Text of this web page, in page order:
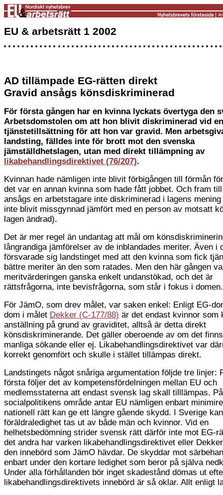
EU & arbetsrätt 1 2002
AD tillämpade EG-rätten direkt
Gravid ansågs könsdiskriminerad
För första gången har en kvinna lyckats övertyga den
Arbetsdomstolen om att hon blivit diskriminerad vid en
tjänstetillsättning för att hon var gravid. Men
landsting, fälldes inte för brott mot den svenska
jämställdhetslagen, utan med direkt tillämpning av
likabehandlingsdirektivet (76/207).
Kvinnan hade nämligen inte blivit förbigången till förmån
det var en annan kvinna som hade fått jobbet. Och fram
ansågs en arbetstagare inte diskriminerad i lagens mening
inte blivit missgynnad jämfört med en person av motsatt
lagen ändrad).
Det är mer regel än undantag att mål om
långrandiga jämförelser av de inblandades meriter. Även i
försvarade sig landstinget med att den kvinna som fick
bättre meriter än den som ratades. Men den här gången
meritvärderingen ganska enkelt undanstökad, och det är
rättsfrågorna, inte bevisfrågorna, som står i fokus i domen.
För JämO, som drev målet, var saken enkel: Enligt EG-
dom i målet Dekker (C-177/88) är det endast kvinnor som
anställning på grund av graviditet, alltså är detta direkt
könsdiskriminerande. Det gäller oberoende av om det
manliga sökande eller ej. Likabehandlingsdirektivet var
korrekt genomfört och skulle i stället tillämpas direkt.
Landstingets något snåriga argumentation följde tre linjer:
första följer det av kompetensfördelningen mellan EU och
medlemsstaterna att endast svensk lag skall tilllämpas. På
socialpolitikens område antar EU nämligen enbart
nationell rätt kan ge ett längre gående skydd. I Sverige kan
föräldraledighet tas ut av både män och kvinnor. Vid en
helhetsbedömning strider svensk rätt därför inte mot EG-
det andra har varken likabehandlingsdirektivet eller
den innebörd som JämO hävdar. De skyddar mot
enbart under den kortare ledighet som beror på själva
Under alla förhållanden bör inget skadestånd dömas ut
likabehandlingsdirektivets innebörd är så oklar. Allt enligt